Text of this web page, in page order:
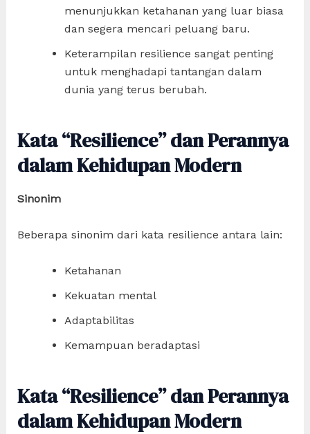
menunjukkan ketahanan yang luar biasa
dan segera mencari peluang baru.
Keterampilan resilience sangat penting
untuk menghadapi tantangan dalam
dunia yang terus berubah.
Kata “Resilience” dan Perannya
dalam Kehidupan Modern
Sinonim
Beberapa sinonim dari kata resilience antara lain:
Ketahanan
Kekuatan mental
Adaptabilitas
Kemampuan beradaptasi
Kata “Resilience” dan Perannya
dalam Kehidupan Modern